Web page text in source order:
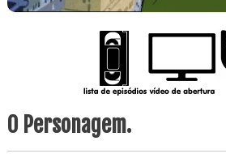
O Personagem.